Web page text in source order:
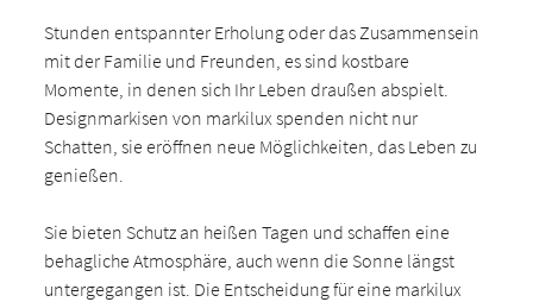
Stunden entspannter Erholung oder das Zusammensein
mit der Familie und Freunden, es sind kostbare
Momente, in denen sich Ihr Leben draußen abspielt.
Designmarkisen von markilux spenden nicht nur
Schatten, sie eröffnen neue Möglichkeiten, das Leben zu
genießen.
Sie bieten Schutz an heißen Tagen und schaffen eine
behagliche Atmosphäre, auch wenn die Sonne längst
untergegangen ist. Die Entscheidung für eine markilux